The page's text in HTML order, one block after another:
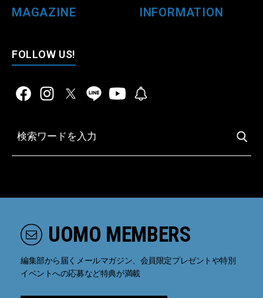
MAGAZINE INFORMATION
FOLLOW US!
UOMO MEMBERS
編集部から届くメールマガジン、会員限定プレゼントや特別
イベントへの応募など特典が満載